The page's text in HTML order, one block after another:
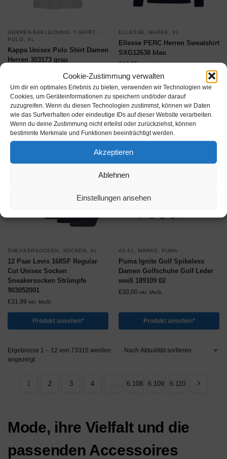
Cookie-Zustimmung verwalten
Um dir ein optimales Erlebnis zu bieten, verwenden wir Technologien wie
Cookies, um Geräteinformationen zu speichern und/oder darauf
zuzugreifen. Wenn du diesen Technologien zustimmst, können wir Daten
wie das Surfverhalten oder eindeutige IDs auf dieser Website verarbeiten.
Wenn du deine Zustimmung nicht erteilst oder zurückziehst, können
bestimmte Merkmale und Funktionen beeinträchtigt werden.
Akzeptieren
Ablehnen
Einstellungen ansehen
HERREN-BEKLEIDUNG ,T-SHIRT -
POLO
XL
Kappa Unisex Polo Shirt Damen
Herren 303173 grau
Produkt ansehen*
ELLESSE MARKE XL
Ellesse PERC Herren Sweatshirt
SXG12638 blau
€42,95 inkl. MwSt.
Produkt ansehen*
SNEAKERSOCKEN SOCKEN XL
12 Paar Levis 168SF Regular
Cut Unisex Socken
Sneakersocken Strümpfe
903052001
€31,99 inkl. MwSt.
Produkt ansehen*
40-41 MARKE PUMA
Puma Ignite Golf Spikeless
Damen Golfschuhe Golf Leder
weiß 189109 02
€30,00 inkl. MwSt.
Produkt ansehen*
Ergebnisse 1 – 12 von 73315 werden
angezeigt
1 2 3 4 … 6.108 6.109 6.110
Mode, ihre Vielfalt und die
passenden Accessoires